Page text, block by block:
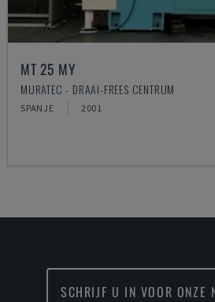
MT 25 MY
MURATEC - DRAAI-FREES CENTRUM
SPANJE 2001
SCHRIJF U IN VOOR ONZE